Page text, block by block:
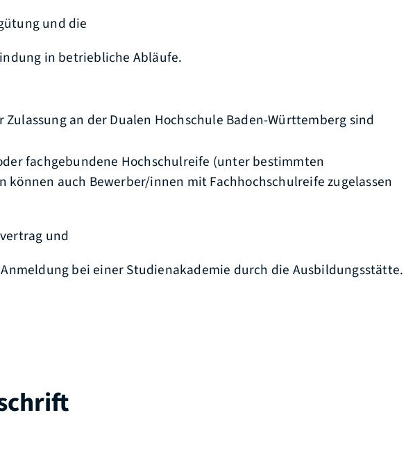
und die
in betriebliche Abläufe.
Zulassung an der Dualen Hochschule Baden-Württemberg sind
fachgebundene Hochschulreife (unter bestimmten
können auch Bewerber/innen mit Fachhochschulreife zugelassen
und
bei einer Studienakademie durch die Ausbildungsstätte.